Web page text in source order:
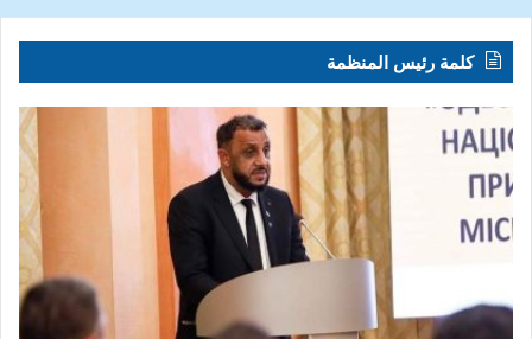
كلمة رئيس المنظمة